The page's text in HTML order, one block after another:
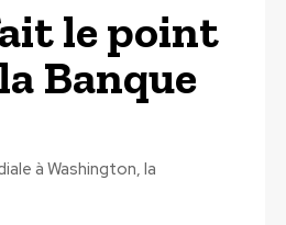
le point
Banque
à Washington, la